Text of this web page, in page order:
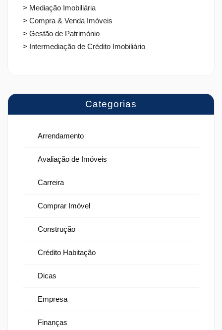
> Mediação Imobiliária
> Compra & Venda Imóveis
> Gestão de Património
> Intermediação de Crédito Imobiliário
Categorias
Arrendamento
Avaliação de Imóveis
Carreira
Comprar Imóvel
Construção
Crédito Habitação
Dicas
Empresa
Finanças